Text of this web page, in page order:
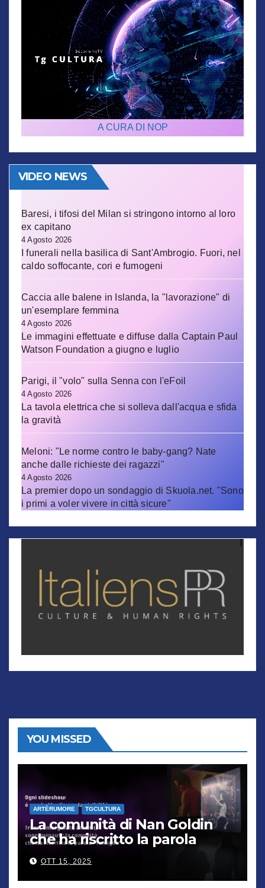
A CURA DI NOP
VIDEO NEWS
Baresi, i tifosi del Milan si stringono intorno al loro
ex capitano
4 Agosto 2026
I funerali nella basilica di Sant'Ambrogio. Fuori, nel
caldo soffocante, cori e fumogeni
Caccia alle balene in Islanda, la "lavorazione" di
un'esemplare femmina
4 Agosto 2026
Le immagini effettuate e diffuse dalla Captain Paul
Watson Foundation a giugno e luglio
Parigi, il "volo" sulla Senna con l'eFoil
4 Agosto 2026
La tavola elettrica che si solleva dall'acqua e sfida
la gravità
Meloni: "Le norme contro le baby-gang? Nate
anche dalle richieste dei ragazzi"
4 Agosto 2026
La premier dopo un sondaggio di Skuola.net. "Sono
i primi a voler vivere in città sicure"
YOU MISSED
ARTÈRUMORE TGCULTURA
La comunità di Nan Goldin
che ha riscritto la parola
“famiglia”
OTT 15, 2025